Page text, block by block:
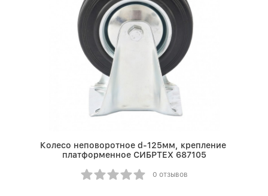
Колесо неповоротное d-125мм, крепление
платформенное СИБРТЕХ 687105
0 отзывов